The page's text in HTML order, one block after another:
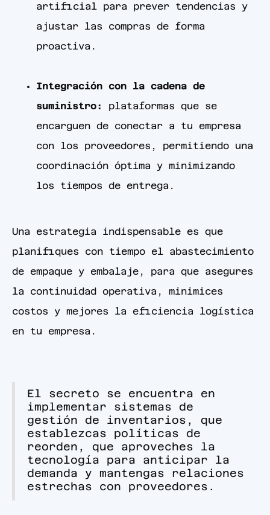
artificial para prever tendencias y
ajustar las compras de forma
proactiva.
Integración con la cadena de
suministro: plataformas que se
encarguen de conectar a tu empresa
con los proveedores, permitiendo una
coordinación óptima y minimizando
los tiempos de entrega.
Una estrategia indispensable es que
planifiques con tiempo el abastecimiento
de empaque y embalaje, para que asegures
la continuidad operativa, minimices
costos y mejores la eficiencia logística
en tu empresa.
El secreto se encuentra en
implementar sistemas de
gestión de inventarios, que
establezcas políticas de
reorden, que aproveches la
tecnología para anticipar la
demanda y mantengas relaciones
estrechas con proveedores.